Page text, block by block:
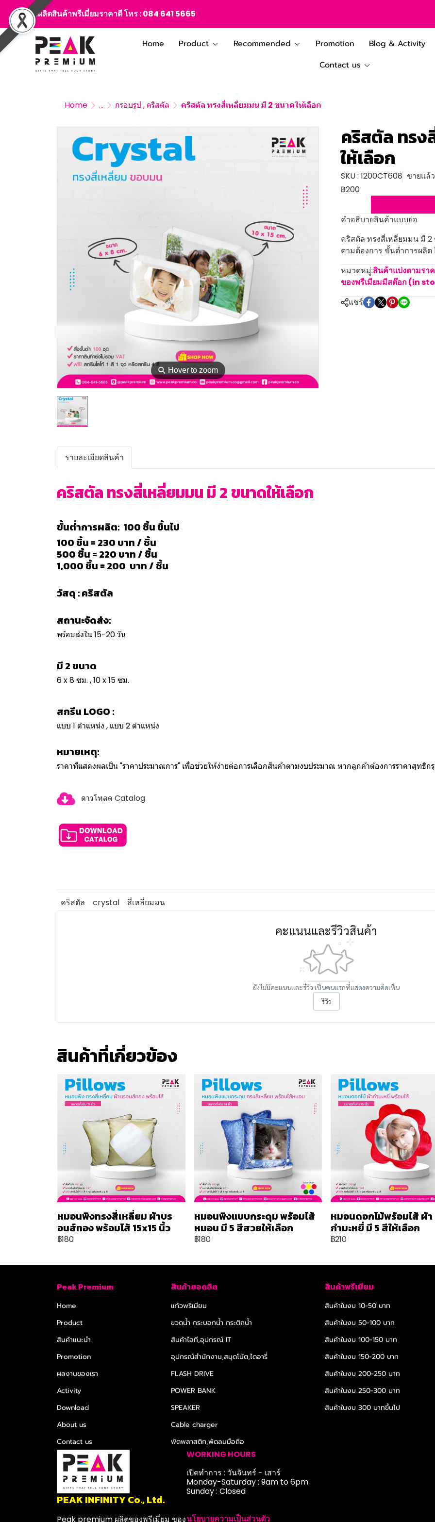
สั่งผลิตสินค้าพรีเมี่ยมราคาดี โทร :084 641 5665
Home Product Recommended Promotion Blog & Activity
Contact us
Home ... กรอบรูป , คริสตัล คริสตัล ทรงสี่เหลี่ยมมน มี 2 ขนาดให้เลือก
⚲ Hover to zoom
คริสตัล ทรง
ให้เลือก
SKU : 1200CT608 ขายแล้
฿200
คำอธิบายสินค้าแบบย่อ
คริสตัล ทรงสี่เหลี่ยมมน มี
ตามต้องการ ขั้นต่ำการผลิ
หมวดหมู่:สินค้าแบ่งตามรา
ของพรีเมียมมีสต๊อก (in
แชร์
รายละเอียดสินค้า
คริสตัล ทรงสี่เหลี่ยมมน มี 2 ขนาดให้เลือก
ขั้นต่ำการผลิต: 100 ชิ้น ขึ้นไป
100 ชิ้น = 230 บาท / ชิ้น
500 ชิ้น = 220 บาท / ชิ้น
1,000 ชิ้น = 200 บาท / ชิ้น
วัสดุ : คริสตัล
สถานะจัดส่ง:
พร้อมส่งใน 15-20 วัน
มี 2 ขนาด
6 x 8 ซม. , 10 x 15 ซม.
สกรีน LOGO :
แบบ 1 ตำแหน่ง , แบบ 2 ตำแหน่ง
หมายเหตุ:
ราคาที่แสดงผลเป็น "ราคาประมาณการ" เพื่อช่วยให้ง่ายต่อการเลือกสินค้าตามงบประมาณ หากลูกค้าต้องการราคาสุทธิ
ดาวโหลด Catalog
คริสตัล crystal สี่เหลี่ยมมน
คะแนนและรีวิวสินค้า
ยังไม่มีคะแนนและรีวิว เป็นคนแรกที่แสดงความคิดเห็น
รีวิว
สินค้าที่เกี่ยวข้อง
หมอนพิงทรงสี่เหลี่ยม ผ้าบร
อนส์ทอง พร้อมไส้ 15x15 นิ้ว
฿180
หมอนพิงแบบกระดุม พร้อมไส้
หมอน มี 5 สีสวยให้เลือก
฿180
หมอนดอกไม้พร้อมไส้ ผ้า
กำมะหยี่ มี 5 สีให้เลือก
฿210
Peak Premium
Home
Product
สินค้าแนะนำ
Promotion
ผลงานของเรา
Activity
Download
About us
Contact us
สินค้ายอดฮิต
แก้วพรีเมียม
ขวดน้ำ กระบอกน้ำ กระติกน้ำ
สินค้าไอที,อุปกรณ์ IT
อุปกรณ์สำนักงาน,สมุดโน้ต,ไดอารี่
FLASH DRIVE
POWER BANK
SPEAKER
Cable charger
พัดพลาสติก,พัดลมมือถือ
สินค้าพรีเมียม
สินค้าในงบ 10-50 บาท
สินค้าในงบ 50-100 บาท
สินค้าในงบ 100-150 บาท
สินค้าในงบ 150-200 บาท
สินค้าในงบ 200-250 บาท
สินค้าในงบ 250-300 บาท
สินค้าในงบ 300 บาทขึ้นไป
PEAK INFINITY Co., Ltd.
Peak premium ผลิตของพรีเมี่ยม ของ
WORKING HOURS
เปิดทำการ : วันจันทร์ - เสาร์
Monday-Saturday : 9am to 6pm
Sunday : Closed
นโยบายความเป็นส่วนตัว